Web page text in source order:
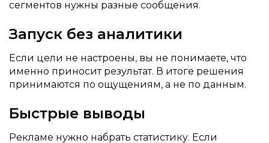
сегментов нужны разные сообщения.
Запуск без аналитики
Если цели не настроены, вы не понимаете, что
именно приносит результат. В итоге решения
принимаются по ощущениям, а не по данным.
Быстрые выводы
Рекламе нужно набрать статистику. Если